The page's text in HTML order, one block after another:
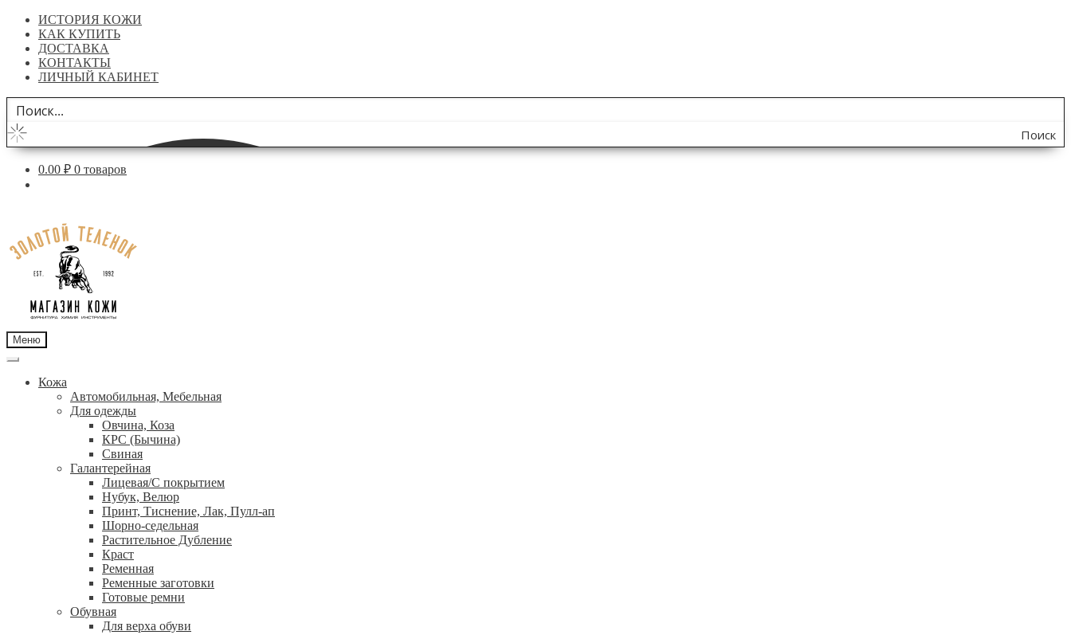
ИСТОРИЯ КОЖИ
КАК КУПИТЬ
ДОСТАВКА
КОНТАКТЫ
ЛИЧНЫЙ КАБИНЕТ
Поиск
по
0.00 ₽ 0 товаров
навигации
содержимому
Меню
Кожа
Автомобильная, Мебельная
Для одежды
Овчина, Коза
КРС (Бычина)
Свиная
Галантерейная
Лицевая/С покрытием
Нубук, Велюр
Принт, Тиснение, Лак, Пулл-ап
Шорно-седельная
Растительное Дубление
Краст
Ременная
Ременные заготовки
Готовые ремни
Обувная
Для верха обуви